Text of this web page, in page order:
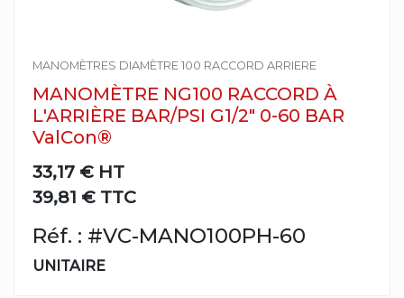
MANOMÈTRES DIAMÈTRE 100 RACCORD ARRIERE
MANOMÈTRE NG100 RACCORD À
L'ARRIÈRE BAR/PSI G1/2" 0-60 BAR
ValCon®
33,17 € HT
39,81 € TTC
Réf. : #VC-MANO100PH-60
UNITAIRE